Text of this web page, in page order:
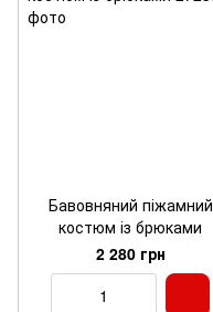
Бавовняний піжамний
костюм із брюками
2 280 грн